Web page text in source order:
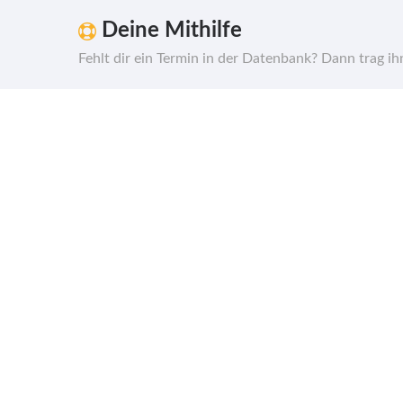
Deine Mithilfe
Fehlt dir ein Termin in der Datenbank? Dann trag